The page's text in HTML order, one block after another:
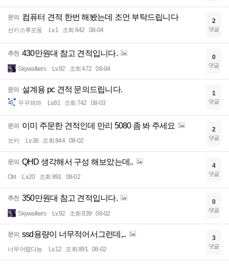
문의 컴퓨터 견적 한번 해봤는데 조언 부탁드립니다
선키스후포옹 Lv.1 조회 642 08-04
2
댓글
추천 430만원대 참고 견적입니다.
Skywalkers Lv.92 조회 472 08-04
0
댓글
문의 설계용 pc 견적 문의드립니다.
꾸꾸꽈꽈 Lv.81 조회 742 08-03
1
댓글
문의 이미 주문한 견적인데 만리 5080 좀 봐 주세요
쏘카 Lv.38 조회 844 08-02
2
댓글
문의 QHD 생각해서 구성 해보았는데..
Olri Lv.20 조회 891 08-02
4
댓글
추천 350만원대 참고 견적입니다.
Skywalkers Lv.92 조회 839 08-02
0
댓글
문의 ssd용량이 너무적어서그런데,..
너무어렵다능 Lv.12 조회 891 08-02
3
댓글